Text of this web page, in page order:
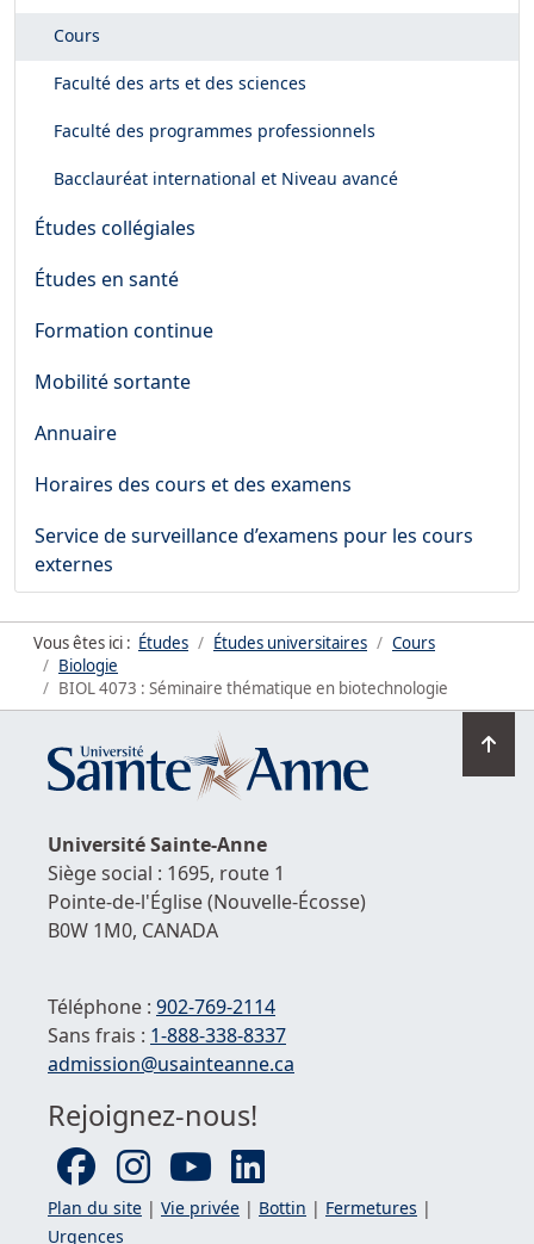
Cours
Faculté des arts et des sciences
Faculté des programmes professionnels
Bacclauréat international et Niveau avancé
Études collégiales
Études en santé
Formation continue
Mobilité sortante
Annuaire
Horaires des cours et des examens
Service de surveillance d’examens pour les cours
externes
Vous êtes ici : Études Études universitaires
Cours
Biologie
BIOL 4073 : Séminaire thématique en biotechnologie
en
UniversitéSainte-Anne
Siège social : 1695, route 1
Pointe-de-l'Église(Nouvelle-Écosse)
B0W 1M0, CANADA
Téléphone : 902-769-2114
Sans frais : 1-888-338-8337
Courriel :
admission@usainteanne.ca
Rejoignez-nous!
Plan du site | Vie privée | Bottin | Fermetures |
Urgences